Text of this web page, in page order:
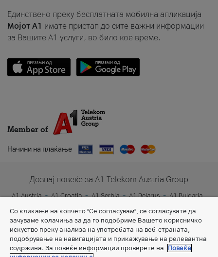
Единствено преку бесплатната мобилна апликација
Мојот A1 имате пристап до сите важни информации
за Вашите A1 услуги, во било кое време.
Member of
Начини на плаќање
Дознај повеќе за A1 Telekom Austria Group
A1 Austria A1 Croatia A1 Serbia A1 Belarus
A1 Bulgaria
Со кликање на копчето "Се согласувам", се согласувате да
зачуваме колачиња за да го подобриме Вашето корисничко
искуство преку анализа на употребата на веб-страната,
подобрување на навигацијата и прикажување на релевантна
содржина. За повеќе информации проверете на
Повеќе